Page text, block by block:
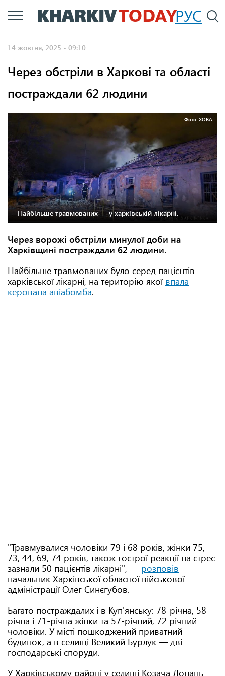
Перейти
до
РУС
14 жовтня, 2025 - 09:10
Через обстріли в Харкові та області
постраждали 62 людини
Фото: ХОВА
Найбільше травмованих — у харківській лікарні.
Через ворожі обстріли минулої доби на
Харківщині постраждали 62 людини.
Найбільше травмованих було серед пацієнтів
харківської лікарні, на територію якої впала
керована авіабомба.
"Травмувалися чоловіки 79 і 68 років, жінки 75,
73, 44, 69, 74 років, також гострої реакції на стрес
зазнали 50 пацієнтів лікарні", — розповів
начальник Харківської обласної військової
адміністрації Олег Синєгубов.
Багато постраждалих і в Куп'янську: 78-річна, 58-
річна і 71-річна жінки та 57-річний, 72 річний
чоловіки. У місті пошкоджений приватний
будинок, а в селищі Великий Бурлук — дві
господарські споруди.
У Харківському районі у селищі Козача Лопань